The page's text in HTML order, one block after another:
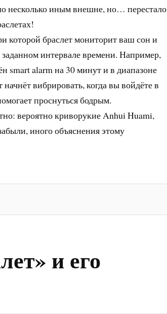
несколько иным внешне, но… перестало
которой браслет мониторит ваш сон и
интервале времени. Например,
smart alarm на 30 минут и в диапазоне
вибрировать, когда вы войдёте в
проснуться бодрым.
вероятно криворукие Anhui Huami,
иного объяснения этому
и его